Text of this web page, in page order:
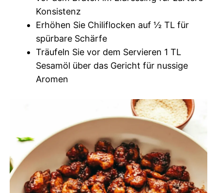
Konsistenz
Erhöhen Sie Chiliflocken auf ½ TL für
spürbare Schärfe
Träufeln Sie vor dem Servieren 1 TL
Sesamöl über das Gericht für nussige
Aromen